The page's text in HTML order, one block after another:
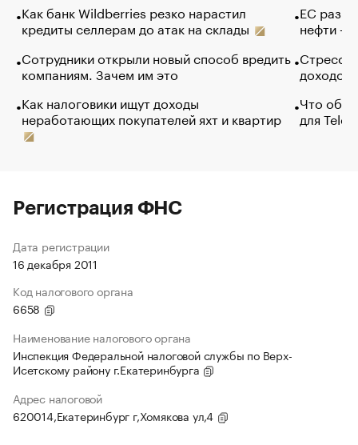
Как банк Wildberries резко нарастил
кредиты селлерам до атак на склады
Сотрудники открыли новый способ вредить
компаниям. Зачем им это
Как налоговики ищут доходы
неработающих покупателей яхт и квартир
ЕС
нефти —
Стресс
доходов
Что
для
Регистрация ФНС
Дата регистрации
16 декабря 2011
Код налогового органа
6658
Наименование налогового органа
Инспекция Федеральной налоговой службы по Верх-
Исетскому району г.Екатеринбурга
Адрес налоговой
620014,Екатеринбург г,Хомякова ул,4